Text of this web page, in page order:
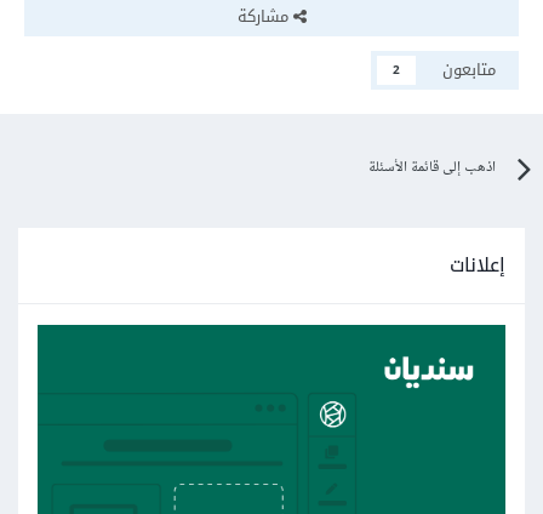
مشاركة
متابعون
2
اذهب إلى قائمة الأسئلة
إعلانات